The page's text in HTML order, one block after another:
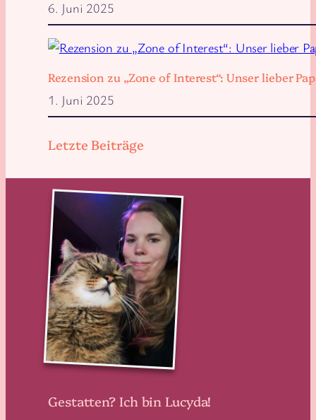
Letzte Beiträge
6. Juni 2025
Rezension zu „Zone of Interest“: Unser lieber
1. Juni 2025
Gestatten? Ich bin Lucyda!